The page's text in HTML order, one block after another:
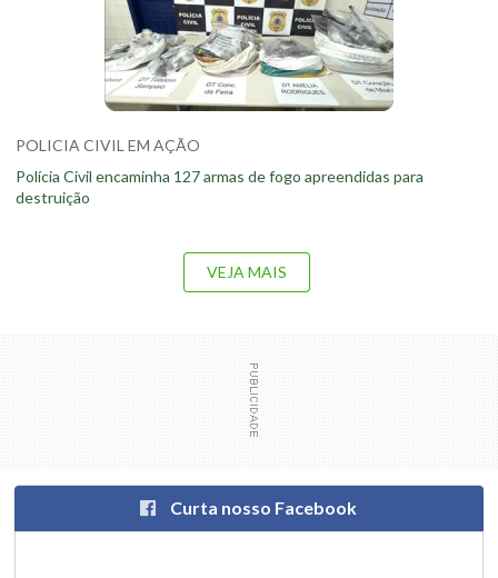
POLICIA CIVIL EM AÇÃO
Polícia Civil encaminha 127 armas de fogo apreendidas para
destruição
VEJA MAIS
Curta nosso Facebook